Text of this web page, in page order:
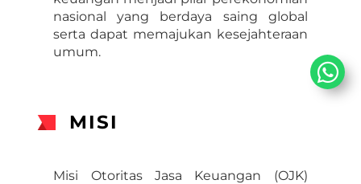
nasional yang berdaya saing global
serta dapat memajukan kesejahteraan
umum.
MISI
Misi Otoritas Jasa Keuangan (OJK)